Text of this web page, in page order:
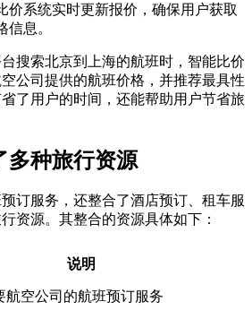
价系统实时更新报价，确保用户获取
信息。
搜索北京到上海的航班时，智能比价
公司提供的航班价格，并推荐最具性
了用户的时间，还能帮助用户节省旅
多种旅行资源
订服务，还整合了酒店预订、租车服
资源。其整合的资源具体如下：
说明
航空公司的航班预订服务